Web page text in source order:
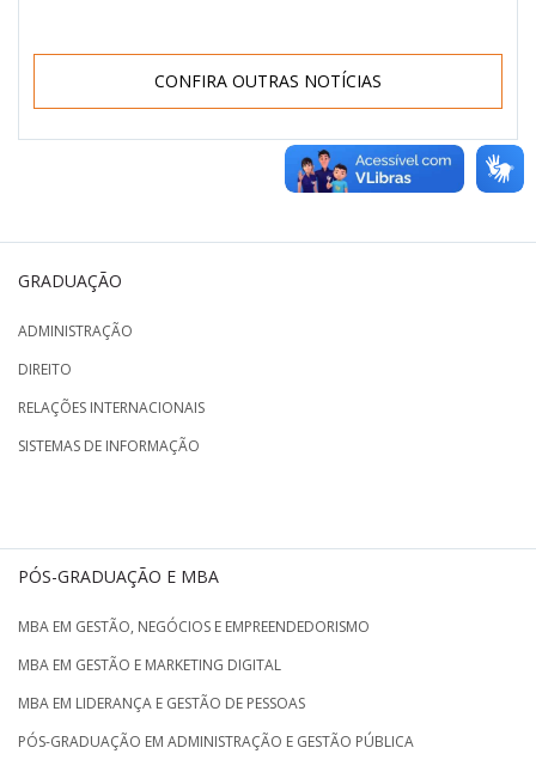
CONFIRA OUTRAS NOTÍCIAS
GRADUAÇÃO
ADMINISTRAÇÃO
DIREITO
RELAÇÕES INTERNACIONAIS
SISTEMAS DE INFORMAÇÃO
PÓS-GRADUAÇÃO E MBA
MBA EM GESTÃO, NEGÓCIOS E EMPREENDEDORISMO
MBA EM GESTÃO E MARKETING DIGITAL
MBA EM LIDERANÇA E GESTÃO DE PESSOAS
PÓS-GRADUAÇÃO EM ADMINISTRAÇÃO E GESTÃO PÚBLICA